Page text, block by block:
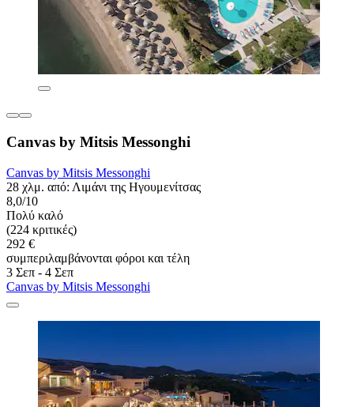
Canvas by Mitsis Messonghi
Canvas by Mitsis Messonghi
28 χλμ. από: Λιμάνι της Ηγουμενίτσας
8,0/10
Πολύ καλό
(224 κριτικές)
292 €
συμπεριλαμβάνονται φόροι και τέλη
3 Σεπ - 4 Σεπ
Canvas by Mitsis Messonghi